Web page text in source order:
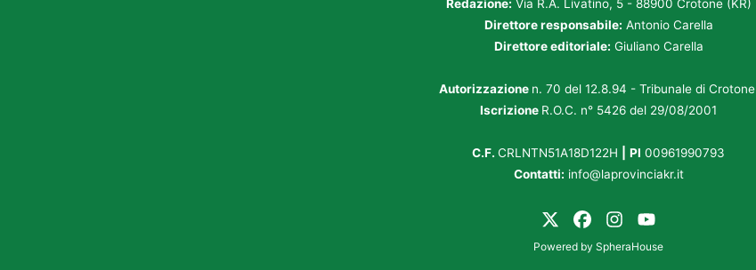
Redazione: Via R.A. Livatino, 5 - 88900 Crotone (KR)
Direttore responsabile: Antonio Carella
Direttore editoriale: Giuliano Carella
Autorizzazione n. 70 del 12.8.94 - Tribunale di Crotone
Iscrizione R.O.C. n° 5426 del 29/08/2001
C.F. CRLNTN51A18D122H PI 00961990793
Contatti: info@laprovinciakr.it
Powered by SpheraHouse